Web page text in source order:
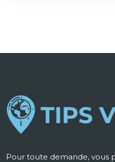
Pour toute demande, vous